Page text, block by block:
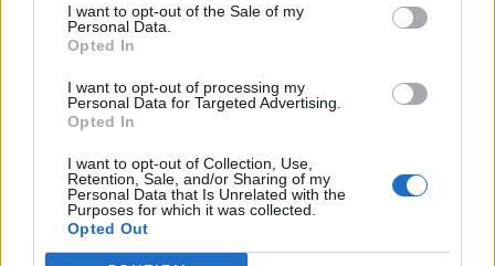
I want to opt-out of the Sale of my
Personal Data.
Opted In
I want to opt-out of processing my
Personal Data for Targeted Advertising.
Opted In
I want to opt-out of Collection, Use,
Retention, Sale, and/or Sharing of my
Personal Data that Is Unrelated with the
Purposes for which it was collected.
Opted Out
(50 Infernale Fragmente)
1 Dezember 2022
TheDawn,Susi58 mcdocund 1 weiteren Person gefällt dies.
Myantha
Team Leader
Team Drakensang Online